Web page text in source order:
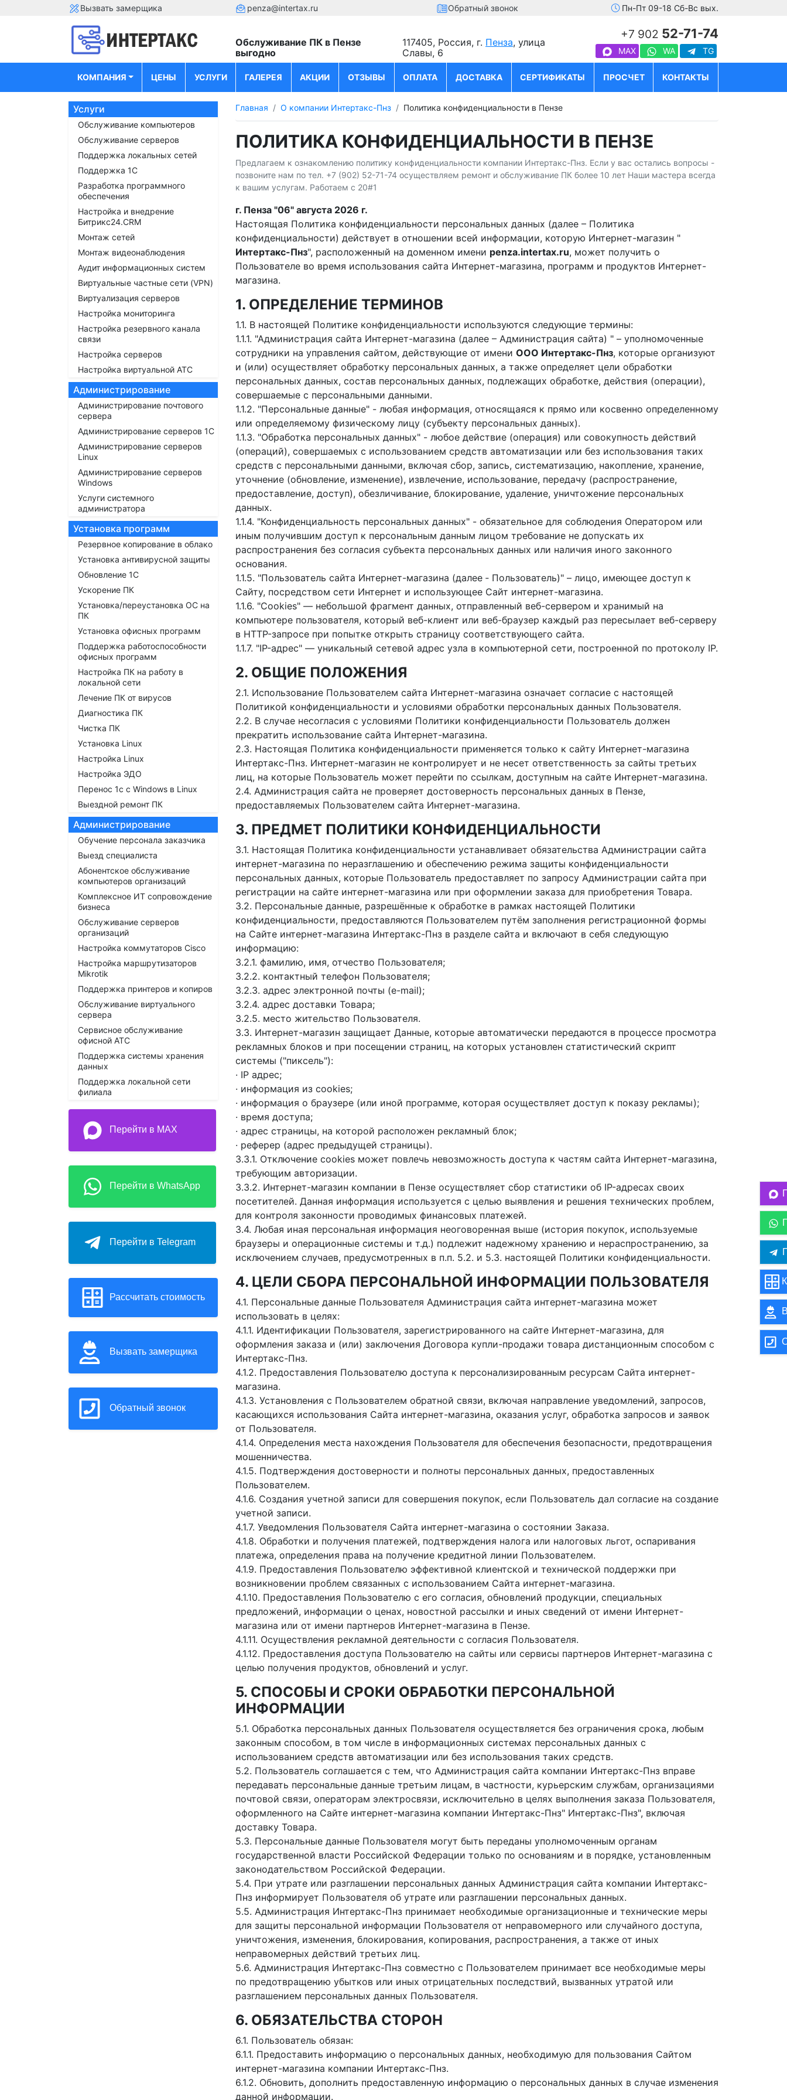
Вызвать замерщика penza@intertax.ru Обратный звонок Пн-Пт 09-18 Сб-Вс вых.
Обслуживание ПК в Пензе
выгодно
117405, Россия, г. Пенза, улица
Славы, 6
+7 902 52-71-74
MAX WA TG
КОМПАНИЯ ЦЕНЫ УСЛУГИ ГАЛЕРЕЯ АКЦИИ ОТЗЫВЫ ОПЛАТА ДОСТАВКА СЕРТИФИКАТЫ ПРОСЧЕТ КОНТАКТЫ
Услуги
Обслуживание компьютеров
Обслуживание серверов
Поддержка локальных сетей
Поддержка 1С
Разработка программного
обеспечения
Настройка и внедрение
Битрикс24.CRM
Монтаж сетей
Монтаж видеонаблюдения
Аудит информационных систем
Виртуальные частные сети (VPN)
Виртуализация серверов
Настройка мониторинга
Настройка резервного канала
связи
Настройка серверов
Настройка виртуальной АТС
Администрирование
Администрирование почтового
сервера
Администрирование серверов 1С
Администрирование серверов
Linux
Администрирование серверов
Windows
Услуги системного
администратора
Установка программ
Резервное копирование в облако
Установка антивирусной защиты
Обновление 1С
Ускорение ПК
Установка/переустановка ОС на
ПК
Установка офисных программ
Поддержка работоспособности
офисных программ
Настройка ПК на работу в
локальной сети
Лечение ПК от вирусов
Диагностика ПК
Чистка ПК
Установка Linux
Настройка Linux
Настройка ЭДО
Перенос 1с с Windows в Linux
Выездной ремонт ПК
Администрирование
Обучение персонала заказчика
Выезд специалиста
Абонентское обслуживание
компьютеров организаций
Комплексное ИТ сопровождение
бизнеса
Обслуживание серверов
организаций
Настройка коммутаторов Cisco
Настройка маршрутизаторов
Mikrotik
Поддержка принтеров и копиров
Обслуживание виртуального
сервера
Сервисное обслуживание
офисной АТС
Поддержка системы хранения
данных
Поддержка локальной сети
филиала
Перейти в MAX
Перейти в WhatsApp
Перейти в Telegram
Рассчитать стоимость
Вызвать замерщика
Обратный звонок
Главная О компании Интертакс-Пнз Политика конфиденциальности в Пензе
ПОЛИТИКА КОНФИДЕНЦИАЛЬНОСТИ В ПЕНЗЕ
Предлагаем к ознакомлению политику конфиденциальности компании Интертакс-Пнз. Если у вас остались вопросы -
позвоните нам по тел. +7 (902) 52-71-74 осуществляем ремонт и обслуживание ПК более 10 лет Наши мастера всегда
к вашим услугам. Работаем с 20#1
г. Пенза "06" августа 2026 г.
Настоящая Политика конфиденциальности персональных данных (далее – Политика
конфиденциальности) действует в отношении всей информации, которую Интернет-магазин "
Интертакс-Пнз", расположенный на доменном имени penza.intertax.ru, может получить о
Пользователе во время использования сайта Интернет-магазина, программ и продуктов Интернет-
магазина.
1. ОПРЕДЕЛЕНИЕ ТЕРМИНОВ
1.1. В настоящей Политике конфиденциальности используются следующие термины:
1.1.1. "Администрация сайта Интернет-магазина (далее – Администрация сайта) " – уполномоченные
сотрудники на управления сайтом, действующие от имени ООО Интертакс-Пнз, которые организуют
и (или) осуществляет обработку персональных данных, а также определяет цели обработки
персональных данных, состав персональных данных, подлежащих обработке, действия (операции),
совершаемые с персональными данными.
1.1.2. "Персональные данные" - любая информация, относящаяся к прямо или косвенно определенному
или определяемому физическому лицу (субъекту персональных данных).
1.1.3. "Обработка персональных данных" - любое действие (операция) или совокупность действий
(операций), совершаемых с использованием средств автоматизации или без использования таких
средств с персональными данными, включая сбор, запись, систематизацию, накопление, хранение,
уточнение (обновление, изменение), извлечение, использование, передачу (распространение,
предоставление, доступ), обезличивание, блокирование, удаление, уничтожение персональных
данных.
1.1.4. "Конфиденциальность персональных данных" - обязательное для соблюдения Оператором или
иным получившим доступ к персональным данным лицом требование не допускать их
распространения без согласия субъекта персональных данных или наличия иного законного
основания.
1.1.5. "Пользователь сайта Интернет-магазина (далее ‑ Пользователь)" – лицо, имеющее доступ к
Сайту, посредством сети Интернет и использующее Сайт интернет-магазина.
1.1.6. "Cookies" — небольшой фрагмент данных, отправленный веб-сервером и хранимый на
компьютере пользователя, который веб-клиент или веб-браузер каждый раз пересылает веб-серверу
в HTTP-запросе при попытке открыть страницу соответствующего сайта.
1.1.7. "IP-адрес" — уникальный сетевой адрес узла в компьютерной сети, построенной по протоколу IP.
2. ОБЩИЕ ПОЛОЖЕНИЯ
2.1. Использование Пользователем сайта Интернет-магазина означает согласие с настоящей
Политикой конфиденциальности и условиями обработки персональных данных Пользователя.
2.2. В случае несогласия с условиями Политики конфиденциальности Пользователь должен
прекратить использование сайта Интернет-магазина.
2.3. Настоящая Политика конфиденциальности применяется только к сайту Интернет-магазина
Интертакс-Пнз. Интернет-магазин не контролирует и не несет ответственность за сайты третьих
лиц, на которые Пользователь может перейти по ссылкам, доступным на сайте Интернет-магазина.
2.4. Администрация сайта не проверяет достоверность персональных данных в Пензе,
предоставляемых Пользователем сайта Интернет-магазина.
3. ПРЕДМЕТ ПОЛИТИКИ КОНФИДЕНЦИАЛЬНОСТИ
3.1. Настоящая Политика конфиденциальности устанавливает обязательства Администрации сайта
интернет-магазина по неразглашению и обеспечению режима защиты конфиденциальности
персональных данных, которые Пользователь предоставляет по запросу Администрации сайта при
регистрации на сайте интернет-магазина или при оформлении заказа для приобретения Товара.
3.2. Персональные данные, разрешённые к обработке в рамках настоящей Политики
конфиденциальности, предоставляются Пользователем путём заполнения регистрационной формы
на Сайте интернет-магазина Интертакс-Пнз в разделе сайта и включают в себя следующую
информацию:
3.2.1. фамилию, имя, отчество Пользователя;
3.2.2. контактный телефон Пользователя;
3.2.3. адрес электронной почты (e-mail);
3.2.4. адрес доставки Товара;
3.2.5. место жительство Пользователя.
3.3. Интернет-магазин защищает Данные, которые автоматически передаются в процессе просмотра
рекламных блоков и при посещении страниц, на которых установлен статистический скрипт
системы ("пиксель"):
· IP адрес;
· информация из cookies;
· информация о браузере (или иной программе, которая осуществляет доступ к показу рекламы);
· время доступа;
· адрес страницы, на которой расположен рекламный блок;
· реферер (адрес предыдущей страницы).
3.3.1. Отключение cookies может повлечь невозможность доступа к частям сайта Интернет-магазина,
требующим авторизации.
3.3.2. Интернет-магазин компании в Пензе осуществляет сбор статистики об IP-адресах своих
посетителей. Данная информация используется с целью выявления и решения технических проблем,
для контроля законности проводимых финансовых платежей.
3.4. Любая иная персональная информация неоговоренная выше (история покупок, используемые
браузеры и операционные системы и т.д.) подлежит надежному хранению и нераспространению, за
исключением случаев, предусмотренных в п.п. 5.2. и 5.3. настоящей Политики конфиденциальности.
4. ЦЕЛИ СБОРА ПЕРСОНАЛЬНОЙ ИНФОРМАЦИИ ПОЛЬЗОВАТЕЛЯ
4.1. Персональные данные Пользователя Администрация сайта интернет-магазина может
использовать в целях:
4.1.1. Идентификации Пользователя, зарегистрированного на сайте Интернет-магазина, для
оформления заказа и (или) заключения Договора купли-продажи товара дистанционным способом с
Интертакс-Пнз.
4.1.2. Предоставления Пользователю доступа к персонализированным ресурсам Сайта интернет-
магазина.
4.1.3. Установления с Пользователем обратной связи, включая направление уведомлений, запросов,
касающихся использования Сайта интернет-магазина, оказания услуг, обработка запросов и заявок
от Пользователя.
4.1.4. Определения места нахождения Пользователя для обеспечения безопасности, предотвращения
мошенничества.
4.1.5. Подтверждения достоверности и полноты персональных данных, предоставленных
Пользователем.
4.1.6. Создания учетной записи для совершения покупок, если Пользователь дал согласие на создание
учетной записи.
4.1.7. Уведомления Пользователя Сайта интернет-магазина о состоянии Заказа.
4.1.8. Обработки и получения платежей, подтверждения налога или налоговых льгот, оспаривания
платежа, определения права на получение кредитной линии Пользователем.
4.1.9. Предоставления Пользователю эффективной клиентской и технической поддержки при
возникновении проблем связанных с использованием Сайта интернет-магазина.
4.1.10. Предоставления Пользователю с его согласия, обновлений продукции, специальных
предложений, информации о ценах, новостной рассылки и иных сведений от имени Интернет-
магазина или от имени партнеров Интернет-магазина в Пензе.
4.1.11. Осуществления рекламной деятельности с согласия Пользователя.
4.1.12. Предоставления доступа Пользователю на сайты или сервисы партнеров Интернет-магазина с
целью получения продуктов, обновлений и услуг.
5. СПОСОБЫ И СРОКИ ОБРАБОТКИ ПЕРСОНАЛЬНОЙ
ИНФОРМАЦИИ
5.1. Обработка персональных данных Пользователя осуществляется без ограничения срока, любым
законным способом, в том числе в информационных системах персональных данных с
использованием средств автоматизации или без использования таких средств.
5.2. Пользователь соглашается с тем, что Администрация сайта компании Интертакс-Пнз вправе
передавать персональные данные третьим лицам, в частности, курьерским службам, организациями
почтовой связи, операторам электросвязи, исключительно в целях выполнения заказа Пользователя,
оформленного на Сайте интернет-магазина компании Интертакс-Пнз" Интертакс-Пнз", включая
доставку Товара.
5.3. Персональные данные Пользователя могут быть переданы уполномоченным органам
государственной власти Российской Федерации только по основаниям и в порядке, установленным
законодательством Российской Федерации.
5.4. При утрате или разглашении персональных данных Администрация сайта компании Интертакс-
Пнз информирует Пользователя об утрате или разглашении персональных данных.
5.5. Администрация Интертакс-Пнз принимает необходимые организационные и технические меры
для защиты персональной информации Пользователя от неправомерного или случайного доступа,
уничтожения, изменения, блокирования, копирования, распространения, а также от иных
неправомерных действий третьих лиц.
5.6. Администрация Интертакс-Пнз совместно с Пользователем принимает все необходимые меры
по предотвращению убытков или иных отрицательных последствий, вызванных утратой или
разглашением персональных данных Пользователя.
6. ОБЯЗАТЕЛЬСТВА СТОРОН
6.1. Пользователь обязан:
6.1.1. Предоставить информацию о персональных данных, необходимую для пользования Сайтом
интернет-магазина компании Интертакс-Пнз.
6.1.2. Обновить, дополнить предоставленную информацию о персональных данных в случае изменения
данной информации.